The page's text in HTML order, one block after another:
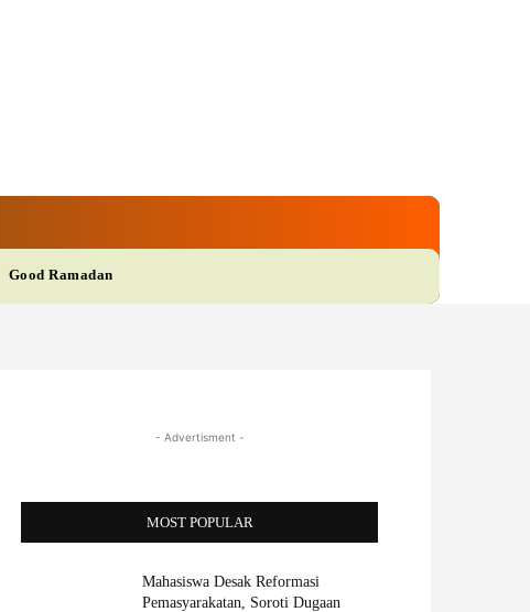
Good Ramadan
- Advertisment -
MOST POPULAR
Mahasiswa Desak Reformasi
Pemasyarakatan, Soroti Dugaan